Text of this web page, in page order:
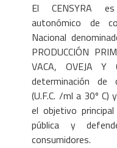
El CENSYRA
autonómico de
Nacional
PRODUCCIÓN
VACA, OVEJA Y
determinación de
(U.F.C. /ml a 30º
el objetivo
pública y
consumidores.